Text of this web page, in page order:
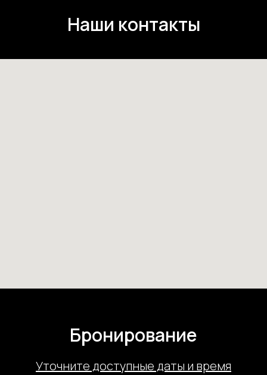
Наши контакты
Бронирование
Уточните доступные даты и время